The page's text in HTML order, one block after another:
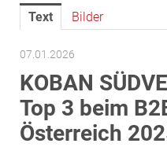
Alexander Peer
amb Development
ATL Immoinvest
AURE Immobilien
Austria Sotheby's International
Text Bilder
07.01.2026
KOBAN
Top 3 beim
Österreich